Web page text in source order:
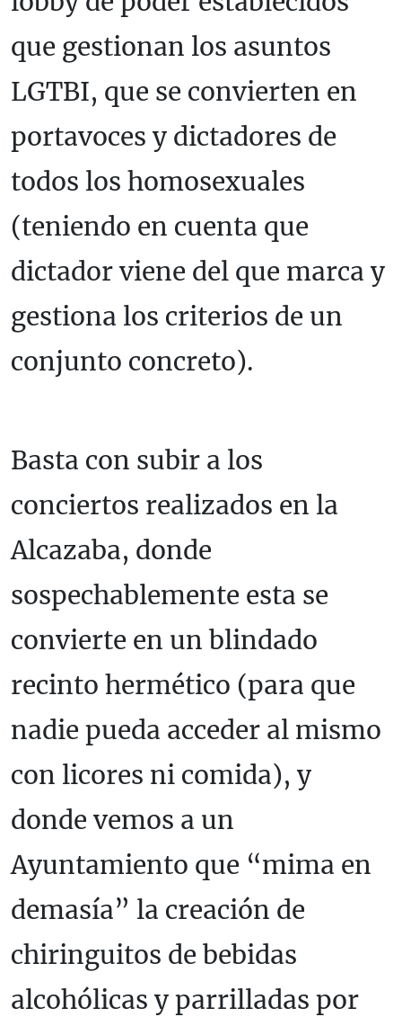
que gestionan los asuntos
LGTBI, que se convierten en
portavoces y dictadores de
todos los homosexuales
(teniendo en cuenta que
dictador viene del que marca y
gestiona los criterios de un
conjunto concreto).
Basta con subir a los
conciertos realizados en la
Alcazaba, donde
sospechablemente esta se
convierte en un blindado
recinto hermético (para que
nadie pueda acceder al mismo
con licores ni comida), y
donde vemos a un
Ayuntamiento que “mima en
demasía” la creación de
chiringuitos de bebidas
alcohólicas y parrilladas por